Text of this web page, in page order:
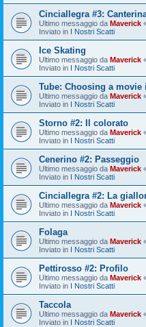
Cinciallegra #3:
Ultimo messaggio da Maverick
Inviato in I Nostri Scatti
Ice Skating
Ultimo messaggio da Maverick
Inviato in I Nostri Scatti
Tube: Choosing a
Ultimo messaggio da Maverick
Inviato in I Nostri Scatti
Storno #2: Il colorato
Ultimo messaggio da Maverick
Inviato in I Nostri Scatti
Cenerino #2: Passeggio
Ultimo messaggio da Maverick
Inviato in I Nostri Scatti
Cinciallegra #2: La
Ultimo messaggio da Maverick
Inviato in I Nostri Scatti
Folaga
Ultimo messaggio da Maverick
Inviato in I Nostri Scatti
Pettirosso #2: Profilo
Ultimo messaggio da Maverick
Inviato in I Nostri Scatti
Taccola
Ultimo messaggio da Maverick
Inviato in I Nostri Scatti